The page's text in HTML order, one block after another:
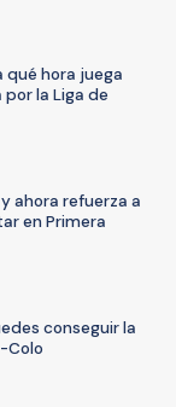
qué hora juega
por la Liga de
ahora refuerza a
en Primera
conseguir la
Colo